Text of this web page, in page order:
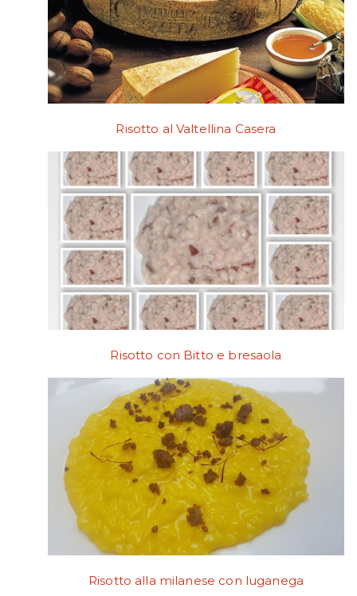
Risotto al Valtellina Casera
Risotto con Bitto e bresaola
Risotto alla milanese con luganega